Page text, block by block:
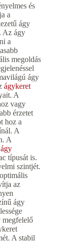
és
a
ágy
Az ágy
a
megoldás
ágy
ágykeret
A
vagy
érzetet
hoz a
A
A
ágy
típusát is.
szintjét.
az
ágy
megfelelő
A stabil